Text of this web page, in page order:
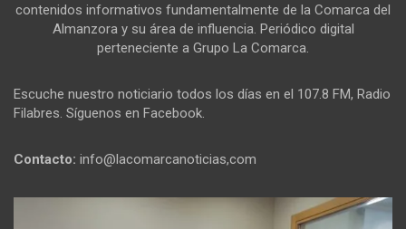
contenidos informativos fundamentalmente de la Comarca del
Almanzora y su área de influencia. Periódico digital
perteneciente a Grupo La Comarca.
Escuche nuestro noticiario todos los días en el 107.8 FM, Radio
Filabres. Síguenos en Facebook.
Contacto: info@lacomarcanoticias,com